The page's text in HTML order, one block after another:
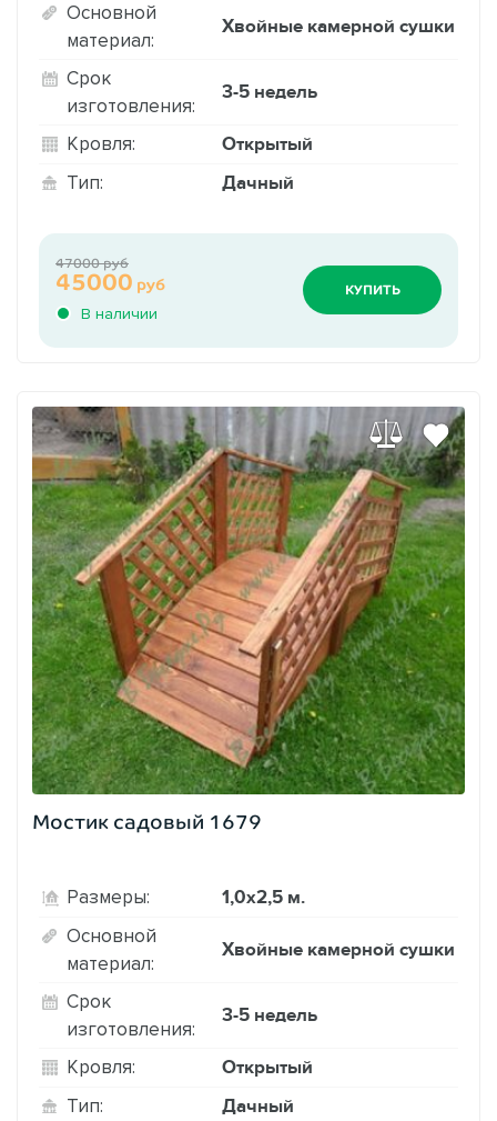
Основной
материал:
Хвойные камерной сушки
Срок
изготовления:
3-5 недель
Кровля: Открытый
Тип: Дачный
В наличии
45000 руб
47000 руб
КУПИТЬ
Мостик садовый 1679
Размеры: 1,0х2,5 м.
Основной
материал:
Хвойные камерной сушки
Срок
изготовления:
3-5 недель
Кровля: Открытый
Тип: Дачный